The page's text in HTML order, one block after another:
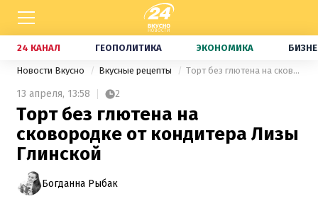
24 КАНАЛ ГЕОПОЛИТИКА ЭКОНОМИКА
Новости Вкусно Вкусные рецепты Торт без глютена на сковородке от кондитера Лизы Глинской
13 апреля, 13:58 2
Торт без глютена на
сковородке от кондитера Лизы
Глинской
Богданна Рыбак